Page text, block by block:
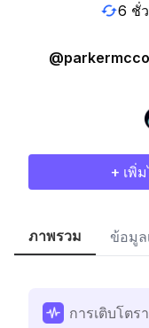
6 ชั่
+ เพิ่
ภาพรวม ข้อมูล
การเติบโตร